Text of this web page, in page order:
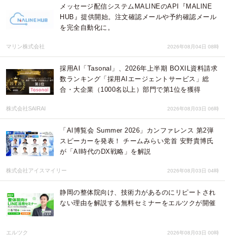
メッセージ配信システムMALINEのAPI『MALINE
HUB』提供開始。注文確認メールや予約確認メール
を完全自動化に。
マリン株式会社 2026年08月04日 08時
採用AI「Tasonal」、2026年上半期 BOXIL資料請求
数ランキング「採用AIエージェントサービス」総
合・大企業（1000名以上）部門で第1位を獲得
株式会社SAIRAI 2026年08月03日 06時
「AI博覧会 Summer 2026」カンファレンス 第2弾
スピーカーを発表！ チームみらい党首 安野貴博氏
が「AI時代のDX戦略」を解説
株式会社アイスマイリー 2026年08月03日 04時
静岡の整体院向け、技術力があるのにリピートされ
ない理由を解説する無料セミナーをエルツクが開催
エルツク 2026年08月03日 00時